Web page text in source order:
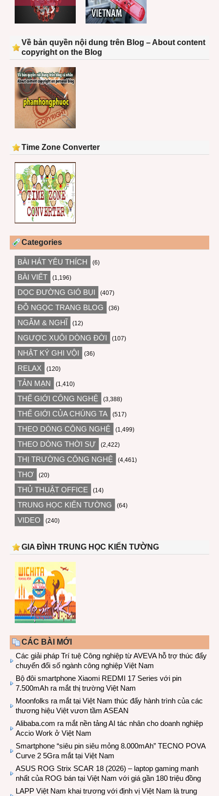
Về bản quyền nội dung trên Blog – About content
copyright on the Blog
Time Zone Converter
Categories
BÀI HÁT YÊU THÍCH (6)
BÀI VIẾT (1,196)
DỌC ĐƯỜNG GIÓ BỤI (407)
ĐỖ NGỌC TRANG BLOG (36)
NGẪM & NGHĨ (12)
NGƯỢC XUÔI DÒNG ĐỜI (107)
NHẬT KÝ GHI VỘI (36)
RELAX (120)
TẢN MẠN (1,410)
THẾ GIỚI CÔNG NGHỆ (3,388)
THẾ GIỚI CỦA CHÚNG TA (517)
THEO DÒNG CÔNG NGHỆ (1,499)
THEO DÒNG THỜI SỰ (2,422)
THỊ TRƯỜNG CÔNG NGHỆ (4,461)
THƠ (20)
THỦ THUẬT OFFICE (14)
TRUNG HỌC KIẾN TƯỜNG (64)
VIDEO (240)
GIA ĐÌNH TRUNG HỌC KIẾN TƯỜNG
CÁC BÀI MỚI
Các giải pháp Trí tuệ Công nghiệp từ AVEVA hỗ trợ thúc đẩy
chuyển đổi số ngành công nghiệp Việt Nam
Bộ đôi smartphone Xiaomi REDMI 17 Series với pin
7.500mAh ra mắt thị trường Việt Nam
Moonfolks ra mắt tại Việt Nam thúc đẩy hành trình của các
thương hiệu Việt vươn tầm ASEAN
Alibaba.com ra mắt nền tảng AI tác nhân cho doanh nghiệp
Accio Work ở Việt Nam
Smartphone “siêu pin siêu mỏng 8.000mAh” TECNO POVA
Curve 2 5Gra mắt tại Việt Nam
ASUS ROG Strix SCAR 18 (2026) – laptop gaming mạnh
nhất của ROG bán tại Việt Nam với giá gần 180 triệu đồng
LAPP Việt Nam khai trương với định vị Việt Nam là trung